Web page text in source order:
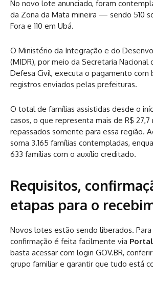
No novo lote anunciado, foram
da Zona da Mata mineira — sendo 510
Fora e 110 em Ubá.
O Ministério da Integração e do
(MIDR), por meio da Secretaria Nacional
Defesa Civil, executa o pagamento com
registros enviados pelas prefeituras.
O total de famílias assistidas desde o
casos, o que representa mais de R$ 27,7
repassados somente para essa região.
soma 3.165 famílias contempladas,
633 famílias com o auxílio creditado.
Requisitos,
etapas para o
Novos lotes estão sendo liberados. Para
confirmação é feita facilmente via
basta acessar com login GOV.BR,
grupo familiar e garantir que tudo está